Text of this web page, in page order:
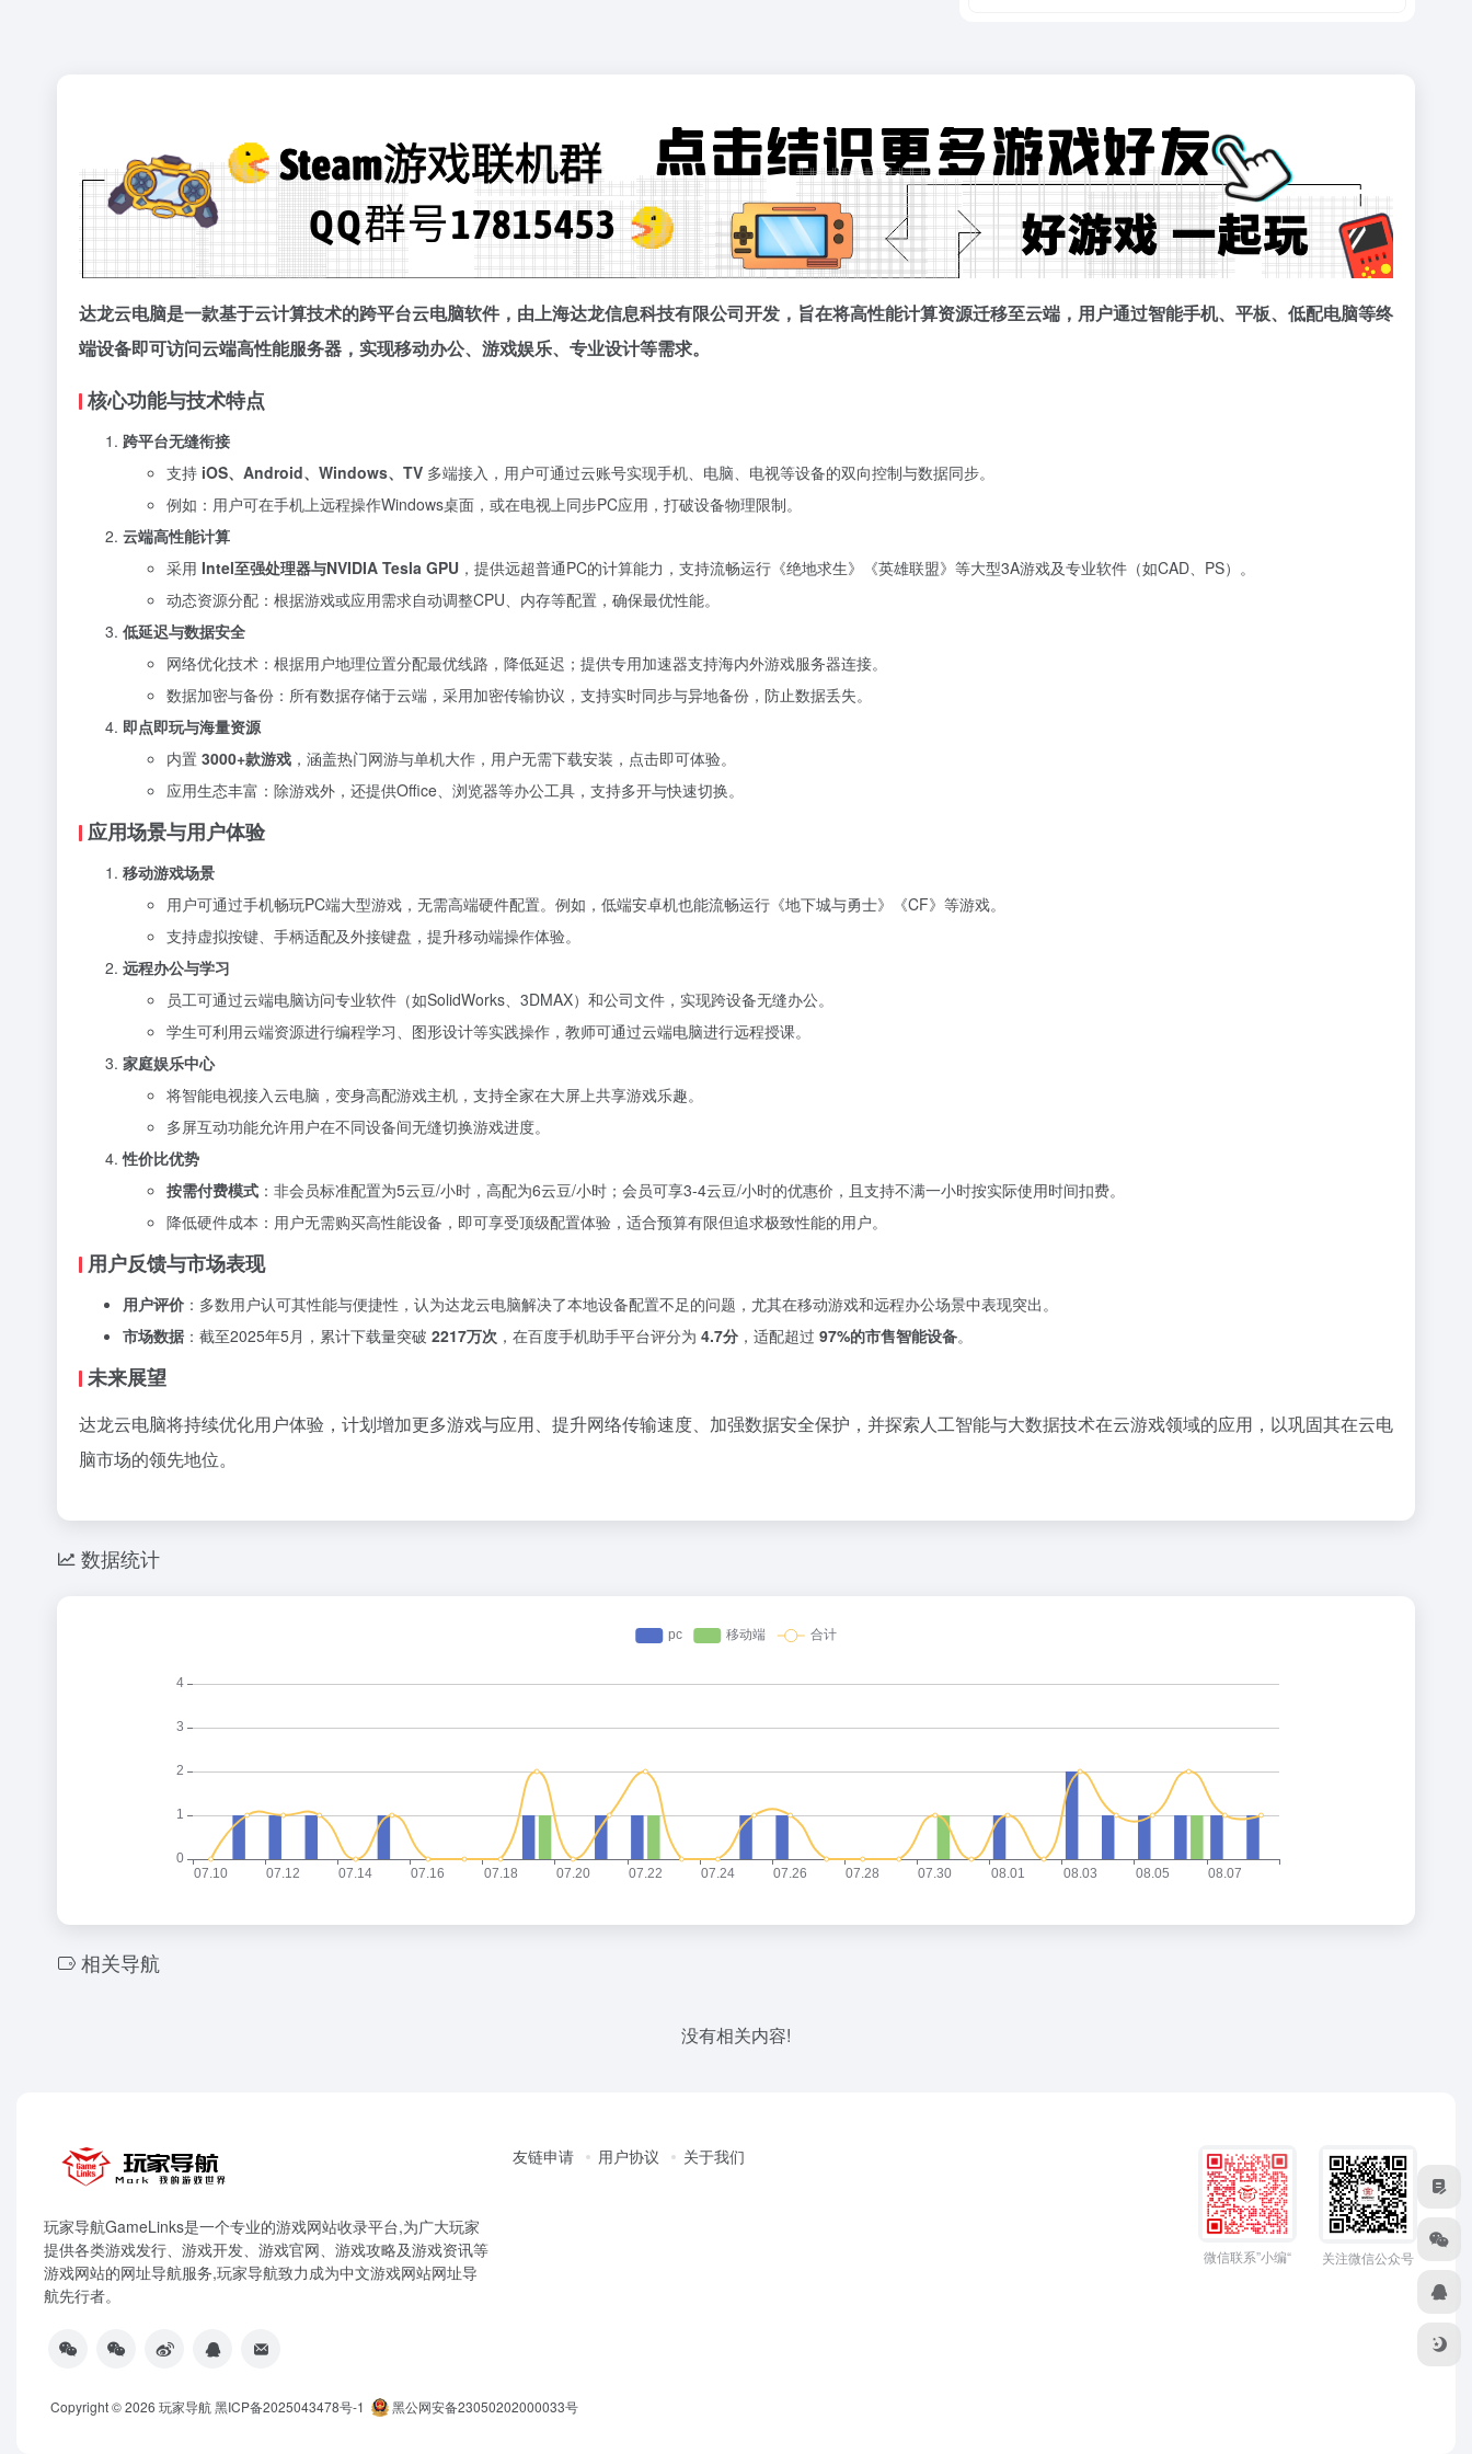
达龙云电脑是一款基于云计算技术的跨平台云电脑软件，由上海达龙信息科技有限公司开发，旨在将高性能计算资源迁移至云端，用户通过智能手机、平板、低配电脑等终
端设备即可访问云端高性能服务器，实现移动办公、游戏娱乐、专业设计等需求。
核心功能与技术特点
跨平台无缝衔接
支持 iOS、Android、Windows、TV 多端接入，用户可通过云账号实现手机、电脑、电视等设备的双向控制与数据同步。
例如：用户可在手机上远程操作Windows桌面，或在电视上同步PC应用，打破设备物理限制。
云端高性能计算
采用 Intel至强处理器与NVIDIA Tesla GPU ，提供远超普通PC的计算能力，支持流畅运行《绝地求生》《英雄联盟》等大型3A游戏及专业软件（如CAD、PS）。
动态资源分配：根据游戏或应用需求自动调整CPU、内存等配置，确保最优性能。
低延迟与数据安全
网络优化技术：根据用户地理位置分配最优线路，降低延迟；提供专用加速器支持海内外游戏服务器连接。
数据加密与备份：所有数据存储于云端，采用加密传输协议，支持实时同步与异地备份，防止数据丢失。
即点即玩与海量资源
内置 3000+款游戏 ，涵盖热门网游与单机大作，用户无需下载安装，点击即可体验。
应用生态丰富：除游戏外，还提供Office、浏览器等办公工具，支持多开与快速切换。
应用场景与用户体验
移动游戏场景
用户可通过手机畅玩PC端大型游戏，无需高端硬件配置。例如，低端安卓机也能流畅运行《地下城与勇士》《CF》等游戏。
支持虚拟按键、手柄适配及外接键盘，提升移动端操作体验。
远程办公与学习
员工可通过云端电脑访问专业软件（如SolidWorks、3DMAX）和公司文件，实现跨设备无缝办公。
学生可利用云端资源进行编程学习、图形设计等实践操作，教师可通过云端电脑进行远程授课。
家庭娱乐中心
将智能电视接入云电脑，变身高配游戏主机，支持全家在大屏上共享游戏乐趣。
多屏互动功能允许用户在不同设备间无缝切换游戏进度。
性价比优势
按需付费模式 ：非会员标准配置为5云豆/小时，高配为6云豆/小时；会员可享3-4云豆/小时的优惠价，且支持不满一小时按实际使用时间扣费。
降低硬件成本：用户无需购买高性能设备，即可享受顶级配置体验，适合预算有限但追求极致性能的用户。
用户反馈与市场表现
用户评价 ：多数用户认可其性能与便捷性，认为达龙云电脑解决了本地设备配置不足的问题，尤其在移动游戏和远程办公场景中表现突出。
市场数据 ：截至2025年5月，累计下载量突破 2217万次 ，在百度手机助手平台评分为 4.7分 ，适配超过 97%的市售智能设备。
未来展望
达龙云电脑将持续优化用户体验，计划增加更多游戏与应用、提升网络传输速度、加强数据安全保护，并探索人工智能与大数据技术在云游戏领域的应用，以巩固其在云电
脑市场的领先地位。
数据统计
相关导航
没有相关内容!
玩家导航GameLinks是一个专业的游戏网站收录平台,为广大玩家
提供各类游戏发行、游戏开发、游戏官网、游戏攻略及游戏资讯等
游戏网站的网址导航服务,玩家导航致力成为中文游戏网站网址导
航先行者。
友链申请 用户协议 关于我们
微信联系”小编“ 关注微信公众号
Copyright © 2026 玩家导航黑ICP备2025043478号-1 黑公网安备23050202000033号